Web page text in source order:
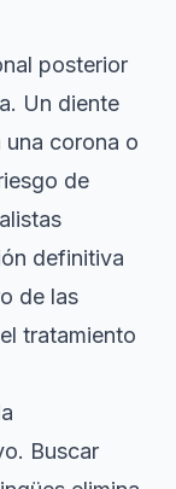
posterior
Un diente
corona o
de
definitiva
de las
tratamiento
Buscar